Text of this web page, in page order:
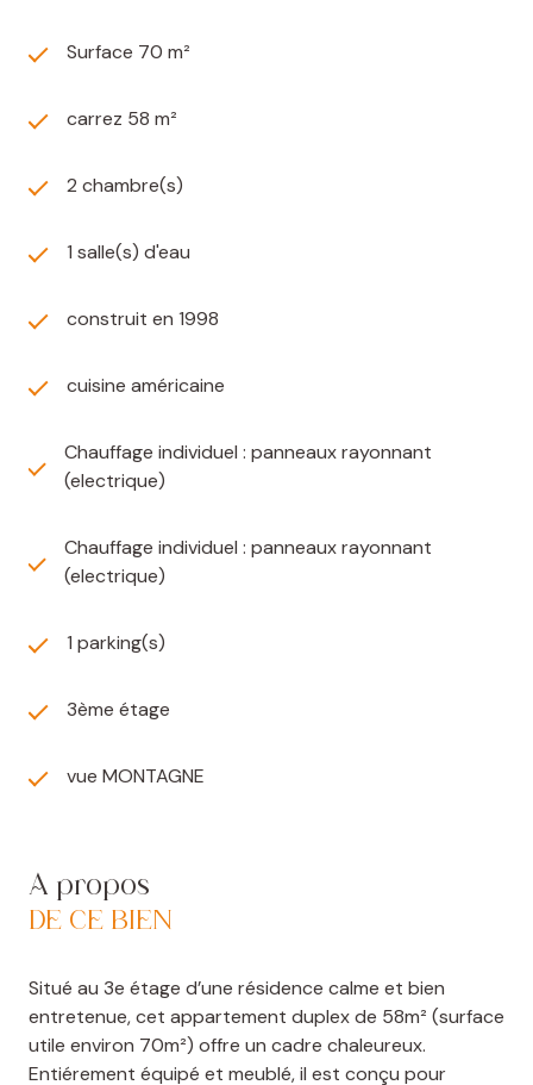
Surface 70 m²
carrez 58 m²
2 chambre(s)
1 salle(s) d'eau
construit en 1998
cuisine américaine
Chauffage individuel : panneaux rayonnant
(electrique)
Chauffage individuel : panneaux rayonnant
(electrique)
1 parking(s)
3ème étage
vue MONTAGNE
A propos
DE CE BIEN
Situé au 3e étage d’une résidence calme et bien
entretenue, cet appartement duplex de 58m² (surface
utile environ 70m²) offre un cadre chaleureux.
Entiérement équipé et meublé, il est conçu pour